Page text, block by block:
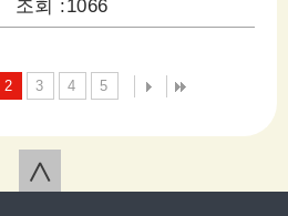
조회 :1066
2 3 4 5
∧